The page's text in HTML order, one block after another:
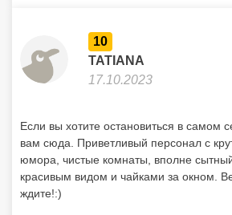
10
TATIANA
17.10.2023
Если вы хотите остановиться в самом
вам сюда. Приветливый персонал с
юмора, чистые комнаты, вполне
красивым видом и чайками за окном.
ждите!:)